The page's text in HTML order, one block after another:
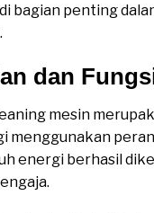
bagian penting
dan
mesin
menggunakan
energi berhasil